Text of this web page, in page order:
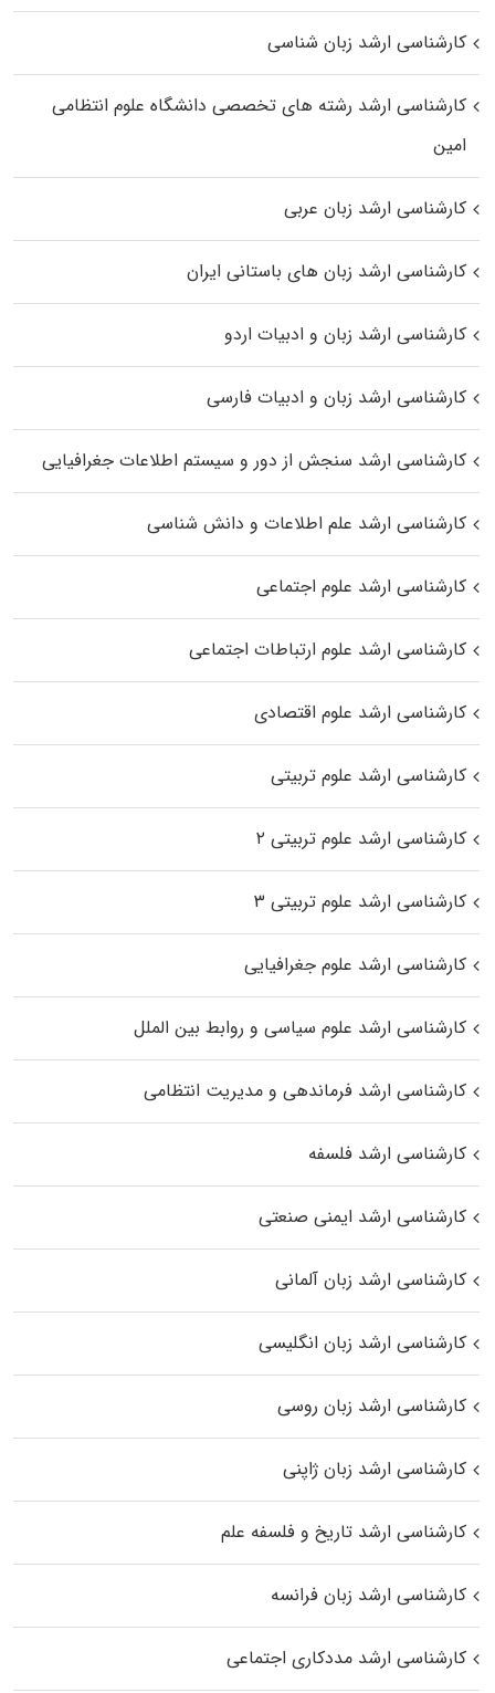
کارشناسی ارشد زبان شناسی
کارشناسی ارشد رﺷﺘﻪ ﻫﺎی تخصصی داﻧﺸﮕﺎه ﻋﻠﻮم انتظامی
اﻣﻴﻦ
کارشناسی ارشد زبان عربی
کارشناسی ارشد زبان‌ های باستانی ایران
کارشناسی ارشد زبان و ادبیات اردو
کارشناسی ارشد زبان و ادبیات فارسی
کارشناسی ارشد سنجش از دور و سیستم اطلاعات جغرافیایی
کارشناسی ارشد علم اطلاعات و دانش شناسی
کارشناسی ارشد علوم اجتماعی
کارشناسی ارشد علوم ارتباطات اجتماعی
کارشناسی ارشد علوم اقتصادی
کارشناسی ارشد علوم تربیتی
کارشناسی ارشد علوم تربیتی ۲
کارشناسی ارشد علوم تربیتی ۳
کارشناسی ارشد علوم جغرافیایی
کارشناسی ارشد علوم سیاسی و روابط بین الملل
کارشناسی ارشد فرماندهی و مدیریت انتظامی
کارشناسی ارشد فلسفه
کارشناسی ارشد ایمنی صنعتی
کارشناسی ارشد زبان آلمانی
کارشناسی ارشد زبان انگلیسی
کارشناسی ارشد زبان روسی
کارشناسی ارشد زبان ژاپنی
کارشناسی ارشد تاریخ و فلسفه علم
کارشناسی ارشد زبان فرانسه
کارشناسی ارشد مددکاری اجتماعی